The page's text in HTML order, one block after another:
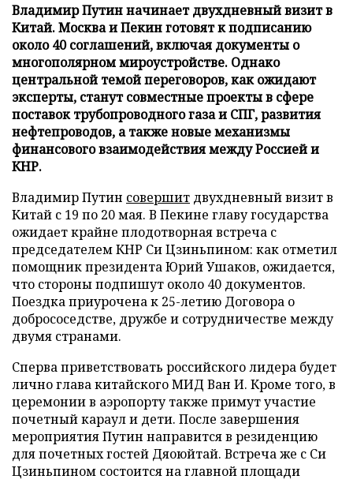
Владимир Путин начинает двухдневный визит в
Китай. Москва и Пекин готовят к подписанию
около 40 соглашений, включая документы о
многополярном мироустройстве. Однако
центральной темой переговоров, как ожидают
эксперты, станут совместные проекты в сфере
поставок трубопроводного газа и СПГ, развития
нефтепроводов, а также новые механизмы
финансового взаимодействия между Россией и
КНР.
Владимир Путин совершит двухдневный визит в
Китай с 19 по 20 мая. В Пекине главу государства
ожидает крайне плодотворная встреча с
председателем КНР Си Цзиньпином: как отметил
помощник президента Юрий Ушаков, ожидается,
что стороны подпишут около 40 документов.
Поездка приурочена к 25-летию Договора о
добрососедстве, дружбе и сотрудничестве между
двумя странами.
Сперва приветствовать российского лидера будет
лично глава китайского МИД Ван И. Кроме того, в
церемонии в аэропорту также примут участие
почетный караул и дети. После завершения
мероприятия Путин направится в резиденцию
для почетных гостей Дяоюйтай. Встреча же с Си
Цзиньпином состоится на главной площади